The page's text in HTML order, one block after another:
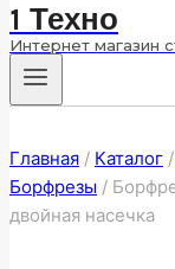
1 Техно
Интернет магазин
Главная / Каталог /
Борфрезы /
двойная насечка